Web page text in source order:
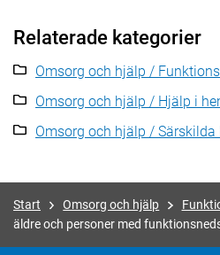
Relaterade kategorier
Omsorg och hjälp /
Omsorg och hjälp / Hjälp i
Omsorg och hjälp / Särskilda
Start Omsorg och hjälp
äldre och personer med